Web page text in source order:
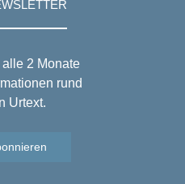
2 Monate
rund
Urtext.